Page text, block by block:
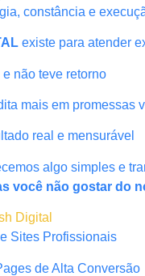
constância e
existe para atender
não teve retorno
mais em promessas
real e mensurável
algo simples e
você não gostar do
Digital
Sites Profissionais
de Alta Conversão